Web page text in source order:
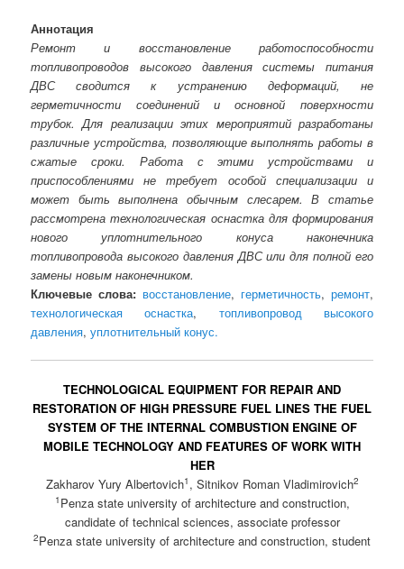
Аннотация
Ремонт и восстановление работоспособности
топливопроводов высокого давления системы питания
ДВС сводится к устранению деформаций, не
герметичности соединений и основной поверхности
трубок. Для реализации этих мероприятий разработаны
различные устройства, позволяющие выполнять работы в
сжатые сроки. Работа с этими устройствами и
приспособлениями не требует особой специализации и
может быть выполнена обычным слесарем. В статье
рассмотрена технологическая оснастка для формирования
нового уплотнительного конуса наконечника
топливопровода высокого давления ДВС или для полной его
замены новым наконечником.
Ключевые слова: восстановление, герметичность, ремонт,
технологическая оснастка, топливопровод высокого
давления,уплотнительный конус.
TECHNOLOGICAL EQUIPMENT FOR REPAIR AND
RESTORATION OF HIGH PRESSURE FUEL LINES THE FUEL
SYSTEM OF THE INTERNAL COMBUSTION ENGINE OF
MOBILE TECHNOLOGY AND FEATURES OF WORK WITH
HER
Zakharov Yury Albertovich1 , Sitnikov Roman Vladimirovich2
1 Penza state university of architecture and construction,
candidate of technical sciences, associate professor
2Penza state university of architecture and construction, student